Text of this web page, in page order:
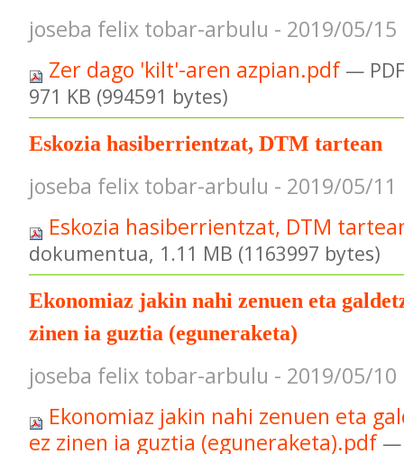
joseba felix tobar-arbulu - 2019/05/15
Zer dago 'kilt'-aren azpian.pdf —
971 KB (994591 bytes)
Eskozia hasiberrientzat, DTM tartean
joseba felix tobar-arbulu - 2019/05/11
Eskozia hasiberrientzat, DTM
dokumentua, 1.11 MB (1163997 bytes)
Ekonomiaz jakin nahi zenuen eta
zinen ia guztia (eguneraketa)
joseba felix tobar-arbulu - 2019/05/10
Ekonomiaz jakin nahi zenuen eta
ez zinen ia guztia (eguneraketa).pdf —